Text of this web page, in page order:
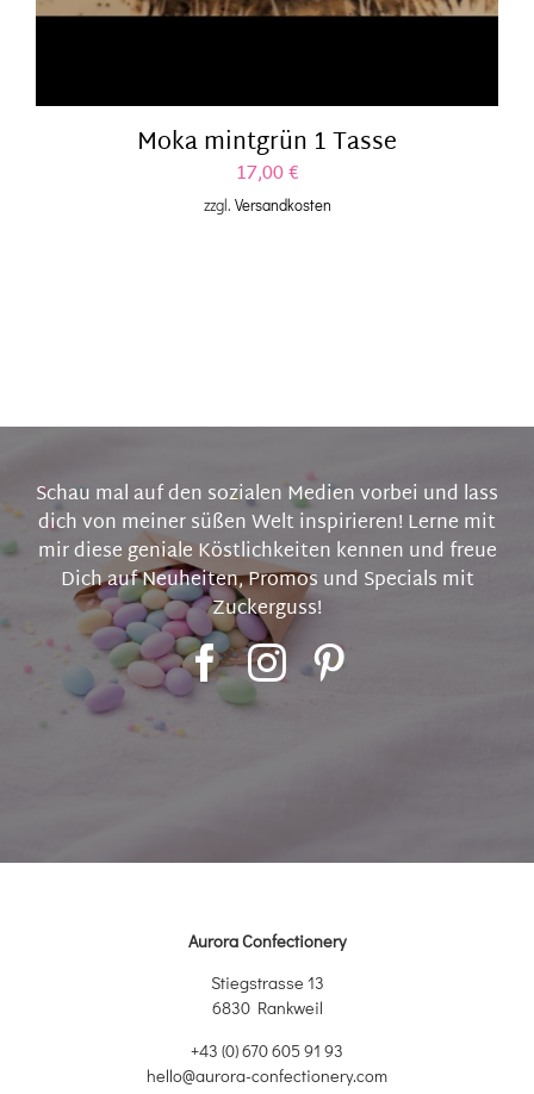
Moka mintgrün 1 Tasse
17,00€
zzgl. Versandkosten
Schau mal auf den sozialen Medien vorbei und lass
dich von meiner süßen Welt inspirieren! Lerne mit
mir diese geniale Köstlichkeiten kennen und freue
Dich auf Neuheiten, Promos und Specials mit
Zuckerguss!
Aurora Confectionery
Stiegstrasse 13
6830 Rankweil
+43 (0) 670 605 91 93
hello@aurora-confectionery.com